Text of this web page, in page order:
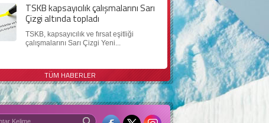
TSKB kapsayıcılık çalışmalarını Sarı
Çizgi altında topladı
TSKB, kapsayıcılık ve fırsat eşitliği
çalışmalarını Sarı Çizgi Yeni...
TÜM HABERLER